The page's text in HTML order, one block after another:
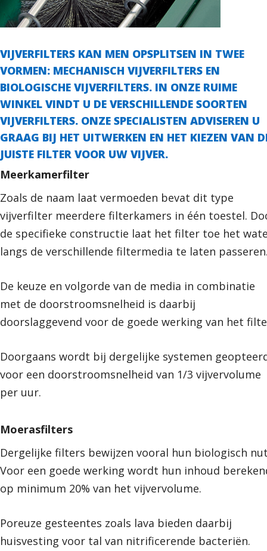
VIJVERFILTERS KAN MEN OPSPLITSEN IN TWEE
VORMEN: MECHANISCH VIJVERFILTERS EN
BIOLOGISCHE VIJVERFILTERS. IN ONZE RUIME
WINKEL VINDT U DE VERSCHILLENDE SOORTEN
VIJVERFILTERS. ONZE SPECIALISTEN ADVISEREN U
GRAAG BIJ HET UITWERKEN EN HET KIEZEN VAN
JUISTE FILTER VOOR UW VIJVER.
Meerkamerfilter
Zoals de naam laat vermoeden bevat dit type
vijverfilter meerdere filterkamers in één toestel.
de specifieke constructie laat het filter toe het
langs de verschillende filtermedia te laten
De keuze en volgorde van de media in combinatie
met de doorstroomsnelheid is daarbij
doorslaggevend voor de goede werking van het
Doorgaans wordt bij dergelijke systemen
voor een doorstroomsnelheid van 1/3 vijvervolume
per uur.
Moerasfilters
Dergelijke filters bewijzen vooral hun biologisch
Voor een goede werking wordt hun inhoud
op minimum 20% van het vijvervolume.
Poreuze gesteentes zoals lava bieden daarbij
huisvesting voor tal van nitrificerende bacteriën.